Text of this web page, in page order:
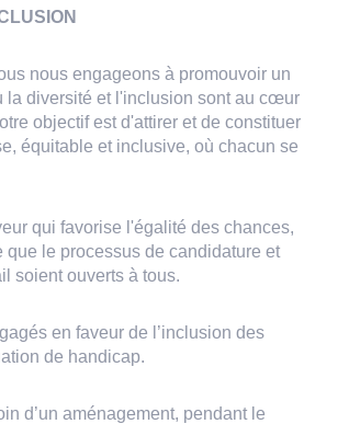
nous engageons à promouvoir un
la diversité et l'inclusion sont au cœur
objectif est d'attirer et de constituer
équitable et inclusive, où chacun se
qui favorise l'égalité des chances,
que le processus de candidature et
soient ouverts à tous.
en faveur de l’inclusion des
de handicap.
d’un aménagement, pendant le